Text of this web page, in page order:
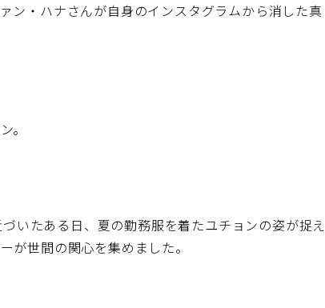
ン・ハナさんが自身のインスタグラムから消した真
。
いたある日、夏の勤務服を着たユチョンの姿が捉え
が世間の関心を集めました。